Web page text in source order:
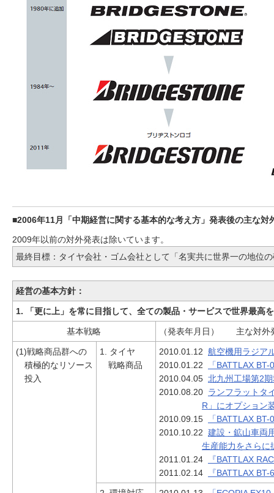
■2006年11月「中期経営に関する基本的な考え方」発表後の主な対
2009年以前の対外発表は除いています。
最終目標：タイヤ会社・ゴム会社として「名実共に世界一の地位
経営の基本方針：
1. 「更に上」を常に目指して、全ての製品・サービスで世界最高
基本戦略 （発表年月日） 主な対外
(1)戦略商品群への
積極的なリソース
投入
1. タイヤ
戦略商品
2010.01.12 航空機用ラジア
2010.01.22
「BATTLAX
2010.04.05 北九州工場第2
2010.08.20 ランフラットタ
R」にオプション
2010.09.15
「BATTLAX
2010.10.22 建設・鉱山車両
生産能力をさらに
2011.01.24
『BATTLAX
2011.02.14
『BATTLAX